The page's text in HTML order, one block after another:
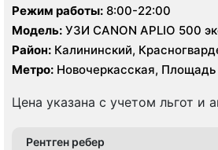
Режим работы: 8:00-22:00
Модель: УЗИ CANON APLIO 500
эндоскопия
Район: Калининский,
Метро: Новочеркасская,
Цена указана с учетом льгот и
Рентген ребер